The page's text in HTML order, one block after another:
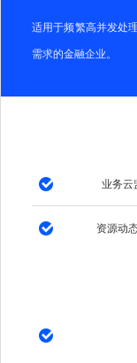
适用于频繁高并发处
需求的金融企业。
业务云
资源动